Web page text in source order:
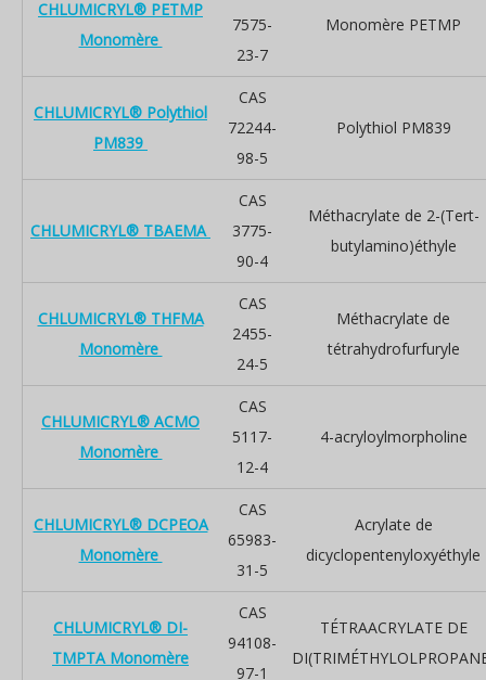
CHLUMICRYL® PETMP
Monomère
7575-
23-7
Monomère PETMP
CHLUMICRYL® Polythiol
PM839
CAS
72244-
98-5
Polythiol PM839
CHLUMICRYL® TBAEMA
CAS
3775-
90-4
Méthacrylate de 2-(Tert-
butylamino)éthyle
CHLUMICRYL® THFMA
Monomère
CAS
2455-
24-5
Méthacrylate de
tétrahydrofurfuryle
CHLUMICRYL® ACMO
Monomère
CAS
5117-
12-4
4-acryloylmorpholine
CHLUMICRYL® DCPEOA
Monomère
CAS
65983-
31-5
Acrylate de
dicyclopentenyloxyéthyle
CHLUMICRYL® DI-
TMPTA Monomère
CAS
94108-
97-1
TÉTRAACRYLATE DE